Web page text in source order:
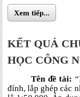
Xem tiếp...
KẾT QUẢ
HỌC CÔNG
Tên đề tài:
đính, lắp ghép các